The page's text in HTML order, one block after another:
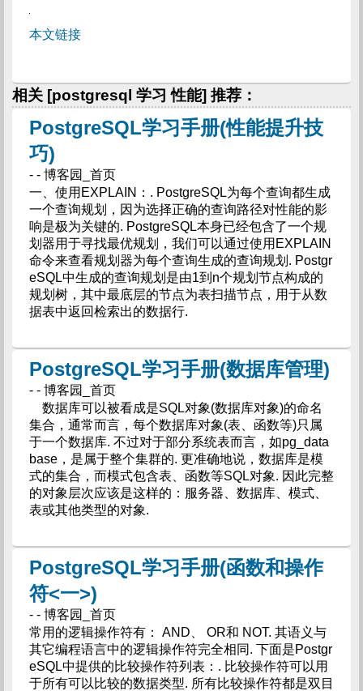
本文链接
相关 [postgresql 学习 性能] 推荐：
PostgreSQL学习手册(性能提升技
巧)
- - 博客园_首页
一、使用EXPLAIN：. PostgreSQL为每个查询都生成
一个查询规划，因为选择正确的查询路径对性能的影
响是极为关键的. PostgreSQL本身已经包含了一个规
划器用于寻找最优规划，我们可以通过使用EXPLAIN
命令来查看规划器为每个查询生成的查询规划. Postgr
eSQL中生成的查询规划是由1到n个规划节点构成的
规划树，其中最底层的节点为表扫描节点，用于从数
据表中返回检索出的数据行.
PostgreSQL学习手册(数据库管理)
- - 博客园_首页
数据库可以被看成是SQL对象(数据库对象)的命名
集合，通常而言，每个数据库对象(表、函数等)只属
于一个数据库. 不过对于部分系统表而言，如pg_data
base，是属于整个集群的. 更准确地说，数据库是模
式的集合，而模式包含表、函数等SQL对象. 因此完整
的对象层次应该是这样的：服务器、数据库、模式、
表或其他类型的对象.
PostgreSQL学习手册(函数和操作
符<一>)
- - 博客园_首页
常用的逻辑操作符有： AND、 OR和 NOT. 其语义与
其它编程语言中的逻辑操作符完全相同. 下面是Postgr
eSQL中提供的比较操作符列表：. 比较操作符可以用
于所有可以比较的数据类型. 所有比较操作符都是双目